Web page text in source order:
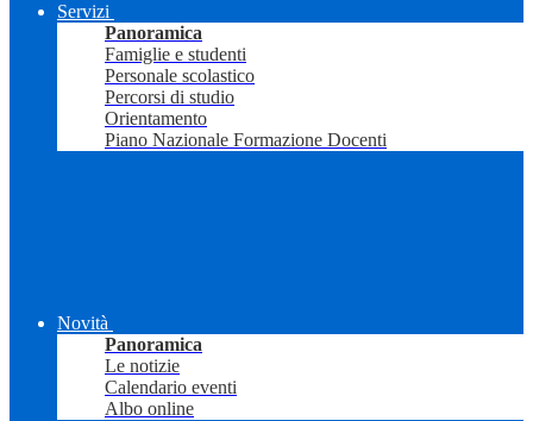
Servizi
Panoramica
Famiglie e studenti
Personale scolastico
Percorsi di studio
Orientamento
Piano Nazionale Formazione Docenti
Novità
Panoramica
Le notizie
Calendario eventi
Albo online